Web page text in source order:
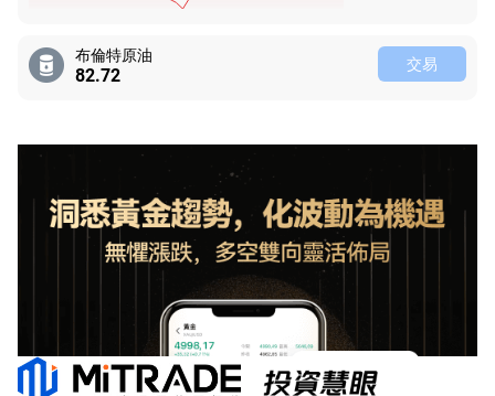
布倫特原油
82.72 交易